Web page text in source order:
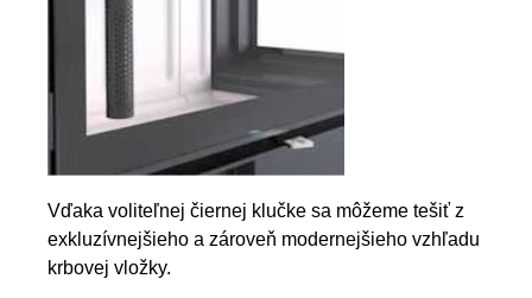
Vďaka voliteľnej čiernej klučke sa môžeme tešiť z
exkluzívnejšieho a zároveň modernejšieho vzhľadu
krbovej vložky.